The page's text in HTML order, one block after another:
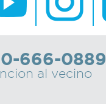
666-0889
al vecino